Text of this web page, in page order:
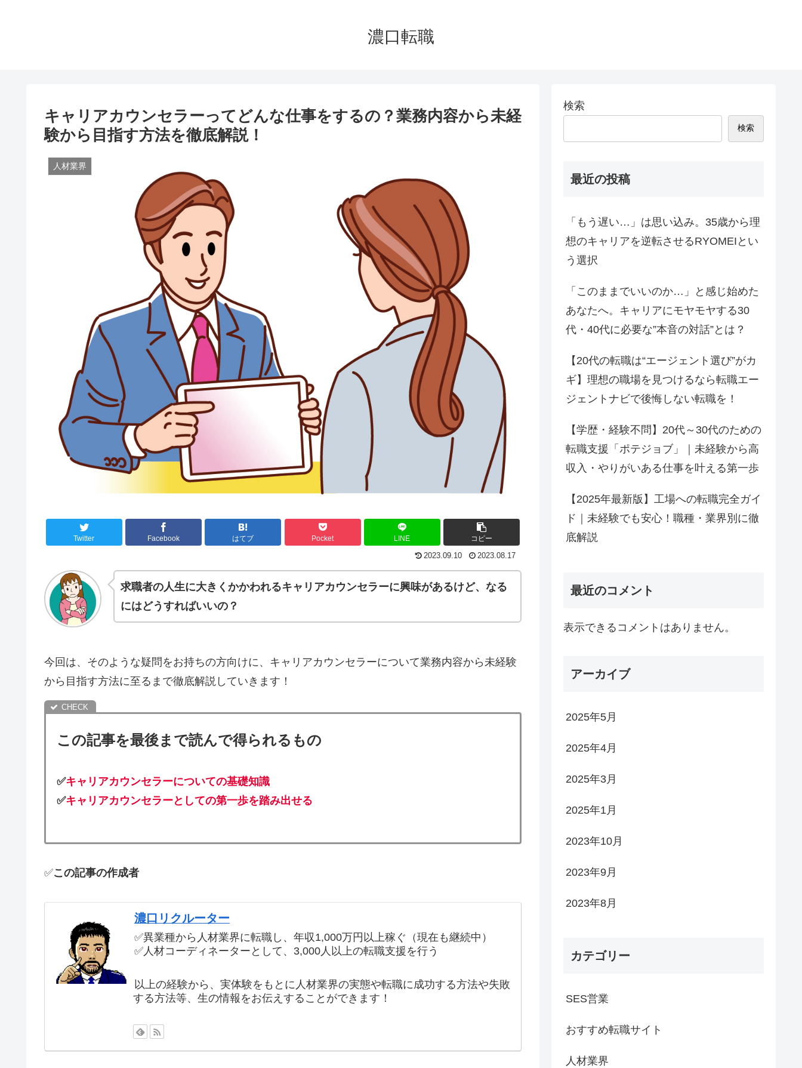
濃口転職
キャリアカウンセラーってどんな仕事をするの？業務内容から未経
験から目指す方法を徹底解説！
人材業界
Twitter Facebook はてブ Pocket LINE コピー
2023.09.10 2023.08.17
求職者の人生に大きくかかわれるキャリアカウンセラーに興味があるけど、なる
にはどうすればいいの？
今回は、そのような疑問をお持ちの方向けに、キャリアカウンセラーについて業務内容から未経験
から目指す方法に至るまで徹底解説していきます！
この記事を最後まで読んで得られるもの
✅キャリアカウンセラーについての基礎知識
✅キャリアカウンセラーとしての第一歩を踏み出せる
✅この記事の作成者
濃口リクルーター
✅異業種から人材業界に転職し、年収1,000万円以上稼ぐ（現在も継続中）
✅人材コーディネーターとして、3,000人以上の転職支援を行う
以上の経験から、実体験をもとに人材業界の実態や転職に成功する方法や失敗
する方法等、生の情報をお伝えすることができます！
検索
検索
最近の投稿
「もう遅い…」は思い込み。35歳から理
想のキャリアを逆転させるRYOMEIとい
う選択
「このままでいいのか…」と感じ始めた
あなたへ。キャリアにモヤモヤする30
代・40代に必要な”本音の対話”とは？
【20代の転職は“エージェント選び”がカ
ギ】理想の職場を見つけるなら転職エー
ジェントナビで後悔しない転職を！
【学歴・経験不問】20代～30代のための
転職支援「ポテジョブ」｜未経験から高
収入・やりがいある仕事を叶える第一歩
【2025年最新版】工場への転職完全ガイ
ド｜未経験でも安心！職種・業界別に徹
底解説
最近のコメント
表示できるコメントはありません。
アーカイブ
2025年5月
2025年4月
2025年3月
2025年1月
2023年10月
2023年9月
2023年8月
カテゴリー
SES営業
おすすめ転職サイト
人材業界